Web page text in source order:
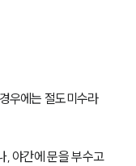
우에는 절도미수라
, 야간에 문을 부수고